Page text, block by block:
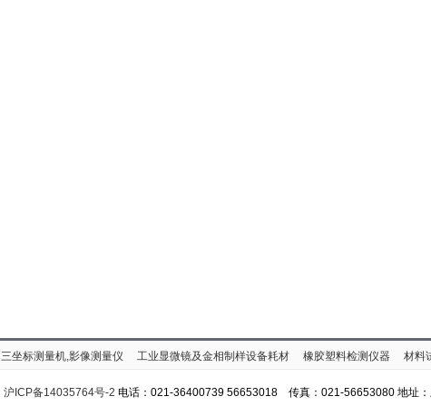
三坐标测量机,影像测量仪 工业显微镜及金相制样设备耗材 橡胶塑料检测仪器 材料
沪ICP备14035764号-2 电话：021-36400739 56653018 传真：021-56653080 地址：